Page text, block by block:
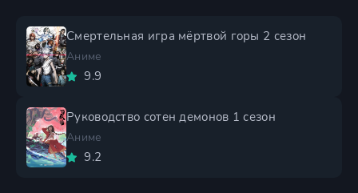
Смертельная игра мёртвой горы 2 сезон
Аниме
9.9
Руководство сотен демонов 1 сезон
Аниме
9.2